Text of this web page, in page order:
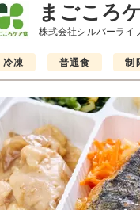
まごころ
株式会社シルバーライ
冷凍 普通食 制